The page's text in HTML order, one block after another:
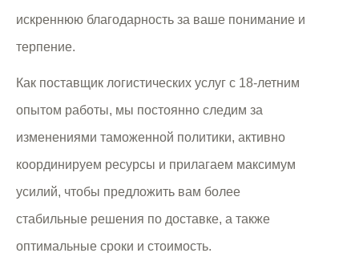
искреннюю благодарность за ваше понимание и
терпение.
Как поставщик логистических услуг с 18-летним
опытом работы, мы постоянно следим за
изменениями таможенной политики, активно
координируем ресурсы и прилагаем максимум
усилий, чтобы предложить вам более
стабильные решения по доставке, а также
оптимальные сроки и стоимость.